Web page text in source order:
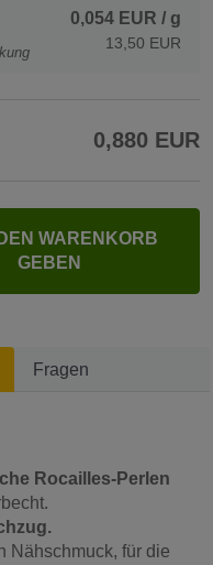
0,054 EUR / g
13,50 EUR
0,880 EUR
WARENKORB
GEBEN
Fragen
Rocailles-Perlen
Nähschmuck, für die